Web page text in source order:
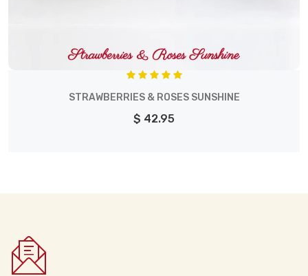
STRAWBERRIES & ROSES SUNSHINE
$ 42.95